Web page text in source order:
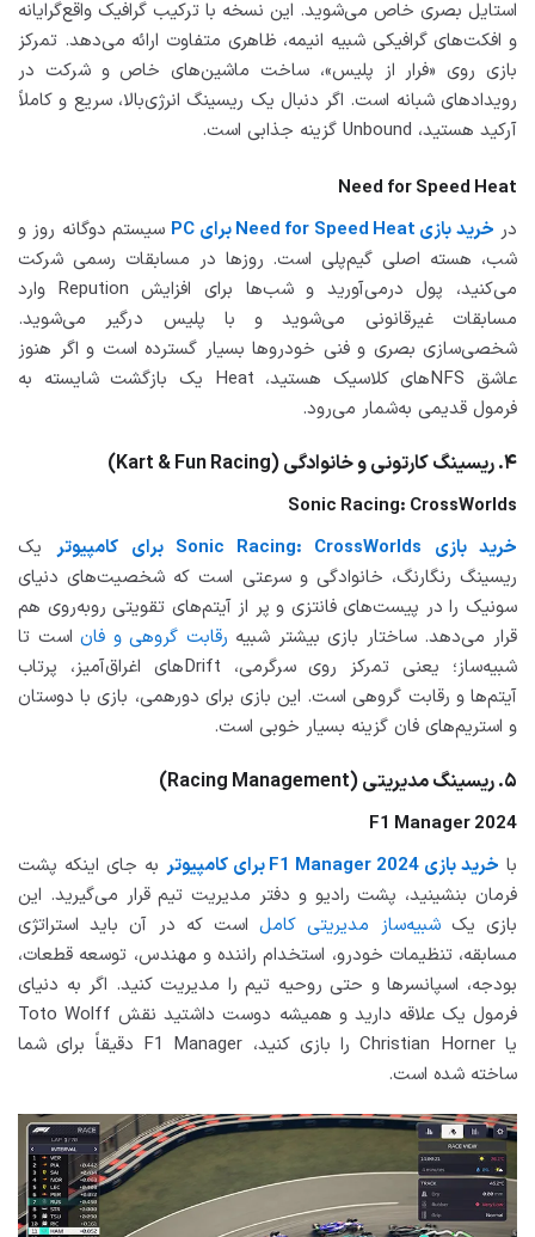
استایل بصری خاص می‌شوید. این نسخه با ترکیب گرافیک واقع‌گرایانه
و افکت‌های گرافیکی شبیه انیمه، ظاهری متفاوت ارائه می‌دهد. تمرکز
بازی روی «فرار از پلیس»، ساخت ماشین‌های خاص و شرکت در
رویدادهای شبانه است. اگر دنبال یک ریسینگ انرژی‌بالا، سریع و کاملاً
آرکید هستید، Unbound گزینه جذابی است.
Need for Speed Heat
در خرید بازی Need for Speed Heat برای PC
سیستم دوگانه روز و
شب، هسته اصلی گیم‌پلی است. روزها در مسابقات رسمی شرکت
می‌کنید، پول درمی‌آورید و شب‌ها برای افزایش Repution وارد
مسابقات غیرقانونی می‌شوید و با پلیس درگیر می‌شوید.
شخصی‌سازی بصری و فنی خودروها بسیار گسترده است و اگر هنوز
عاشق NFSهای کلاسیک هستید، Heat یک بازگشت شایسته به
فرمول قدیمی به‌شمار می‌رود.
۴. ریسینگ کارتونی و خانوادگی (Kart & Fun Racing)
Sonic Racing: CrossWorlds
خرید بازی Sonic Racing: CrossWorlds برای کامپیوتر
یک
ریسینگ رنگارنگ، خانوادگی و سرعتی است که شخصیت‌های دنیای
سونیک را در پیست‌های فانتزی و پر از آیتم‌های تقویتی روبه‌روی هم
قرار می‌دهد. ساختار بازی بیشتر شبیه رقابت گروهی و فاناست تا
شبیه‌ساز؛ یعنی تمرکز روی سرگرمی، Driftهای اغراق‌آمیز، پرتاب
آیتم‌ها و رقابت گروهی است. این بازی برای دورهمی، بازی با دوستان
و استریم‌های فان گزینه بسیار خوبی است.
۵. ریسینگ مدیریتی (Racing Management)
F1 Manager 2024
با خرید بازی F1 Manager 2024 برای کامپیوتر
به جای اینکه پشت
فرمان بنشینید، پشت رادیو و دفتر مدیریت تیم قرار می‌گیرید. این
بازی یکشبیه‌ساز مدیریتی کاملاست که در آن باید استراتژی
مسابقه، تنظیمات خودرو، استخدام راننده و مهندس، توسعه قطعات،
بودجه، اسپانسرها و حتی روحیه تیم را مدیریت کنید. اگر به دنیای
فرمول یک علاقه دارید و همیشه دوست داشتید نقش Toto Wolff
یا Christian Horner را بازی کنید، F1 Manager دقیقاً برای شما
ساخته شده است.